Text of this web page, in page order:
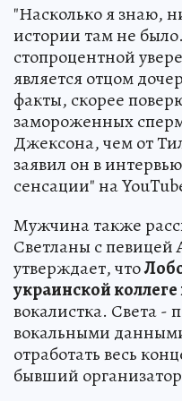
"Насколько я знаю,
истории там не
стопроцентной
является отцом
факты, скорее
замороженных
Джексона, чем от
заявил он в
сенсации" на
Мужчина также
Светланы с певицей
утверждает, что
украинской коллеге
вокалистка. Света -
вокальными
отработать весь
бывший